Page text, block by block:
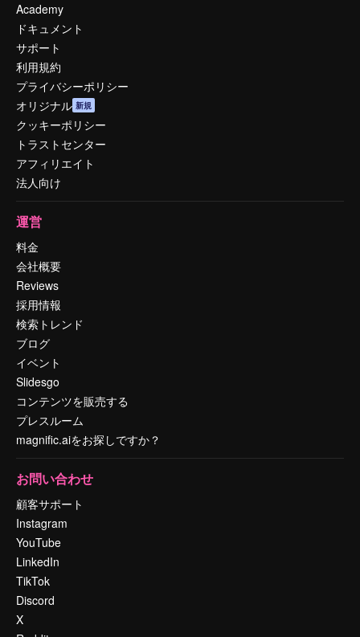
Academy
ドキュメント
サポート
利用規約
プライバシーポリシー
オリジナル 新規
クッキーポリシー
トラストセンター
アフィリエイト
法人向け
運営
料金
会社概要
Reviews
採用情報
検索トレンド
ブログ
イベント
Slidesgo
コンテンツを販売する
プレスルーム
magnific.aiをお探しですか？
お問い合わせ
顧客サポート
Instagram
YouTube
LinkedIn
TikTok
Discord
X